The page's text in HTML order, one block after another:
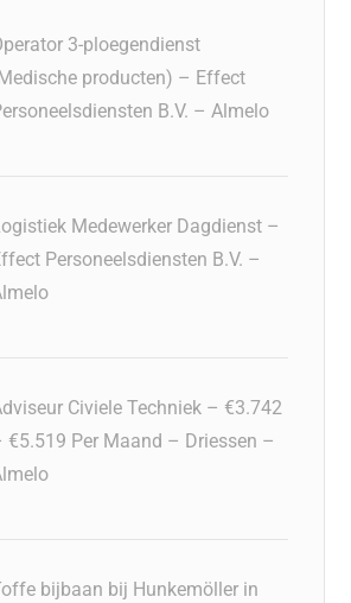
3-ploegendienst
producten) – Effect
B.V. – Almelo
Medewerker Dagdienst –
Personeelsdiensten B.V. –
Civiele Techniek – €3.742
€5.519 Per Maand – Driessen –
bijbaan bij Hunkemöller in